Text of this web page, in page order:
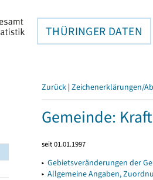
THÜRINGER DATEN
Zurück | Zeichenerklärungen/
Gemeinde:
seit 01.01.1997
▸ Gebietsveränderungen der
▸ Allgemeine Angaben,